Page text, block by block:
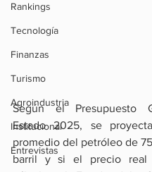
Rankings
Tecnología
Finanzas
Turismo
Agroindustria
Institucional
Entrevistas
Según el Presupuesto
Estado 2025, se
promedio del petróleo de
barril y si el precio real